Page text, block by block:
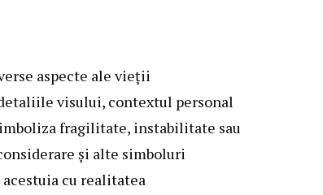
aspecte ale vieții
visului, contextul personal
fragilitate, instabilitate sau
și alte simboluri
cu realitatea